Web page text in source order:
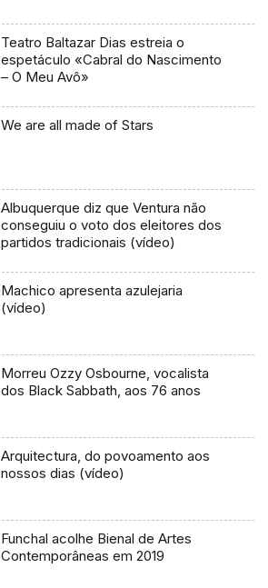
Teatro Baltazar Dias estreia o
espetáculo «Cabral do Nascimento
– O Meu Avô»
We are all made of Stars
Albuquerque diz que Ventura não
conseguiu o voto dos eleitores dos
partidos tradicionais (vídeo)
Machico apresenta azulejaria
(vídeo)
Morreu Ozzy Osbourne, vocalista
dos Black Sabbath, aos 76 anos
Arquitectura, do povoamento aos
nossos dias (vídeo)
Funchal acolhe Bienal de Artes
Contemporâneas em 2019